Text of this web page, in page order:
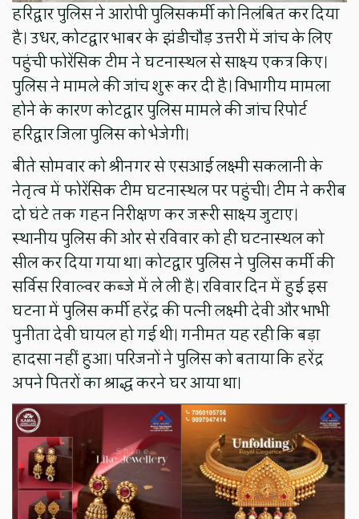
हरिद्वार पुलिस ने आरोपी पुलिसकर्मी को निलंबित कर दिया
है। उधर, कोटद्वार भाबर के झंडीचौड़ उत्तरी में जांच के लिए
पहुंची फोरेंसिक टीम ने घटनास्थल से साक्ष्य एकत्र किए।
पुलिस ने मामले की जांच शुरू कर दी है। विभागीय मामला
होने के कारण कोटद्वार पुलिस मामले की जांच रिपोर्ट
हरिद्वार जिला पुलिस को भेजेगी।
बीते सोमवार को श्रीनगर से एसआई लक्ष्मी सकलानी के
नेतृत्व में फोरेंसिक टीम घटनास्थल पर पहुंची। टीम ने करीब
दो घंटे तक गहन निरीक्षण कर जरूरी साक्ष्य जुटाए।
स्थानीय पुलिस की ओर से रविवार को ही घटनास्थल को
सील कर दिया गया था। कोटद्वार पुलिस ने पुलिस कर्मी की
सर्विस रिवाल्वर कब्जे में ले ली है। रविवार दिन में हुई इस
घटना में पुलिस कर्मी हरेंद्र की पत्नी लक्ष्मी देवी और भाभी
पुनीता देवी घायल हो गई थी। गनीमत यह रही कि बड़ा
हादसा नहीं हुआ। परिजनों ने पुलिस को बताया कि हरेंद्र
अपने पितरों का श्राद्ध करने घर आया था।